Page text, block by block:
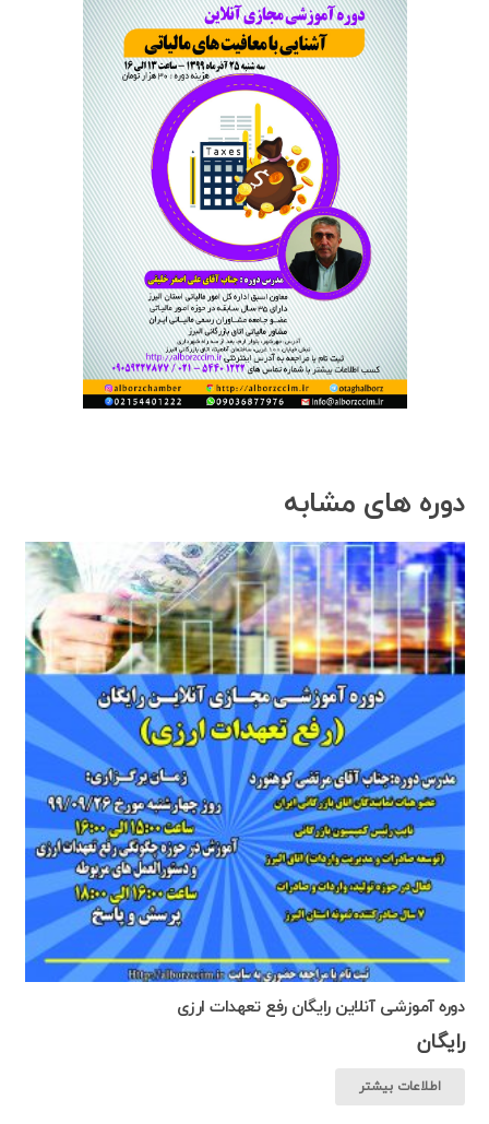
دوره های مشابه
دوره آموزشی آنلاین رایگان رفع تعهدات ارزی
رایگان
اطلاعات بیشتر